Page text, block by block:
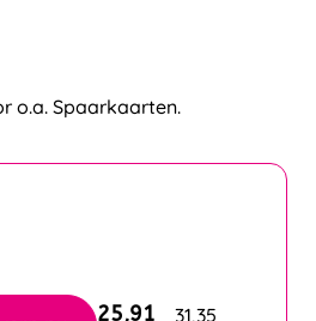
o.a. Spaarkaarten.
25,91
31,35